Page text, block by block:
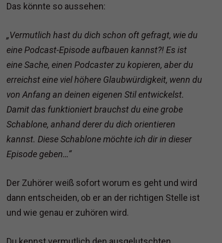
Das könnte so aussehen:
„Vermutlich hast du dich schon oft gefragt, wie du
eine Podcast-Episode aufbauen kannst?! Es ist
eine Sache, einen Podcaster zu kopieren, aber du
erreichst eine viel höhere Glaubwürdigkeit, wenn du
von Anfang an deinen eigenen Stil entwickelst.
Damit das funktioniert brauchst du eine grobe
Schablone, anhand derer du dich orientieren
kannst. Diese Schablone möchte ich dir in dieser
Episode geben…“
Der Zuhörer weiß sofort worum es geht und wird
dann entscheiden, ob er an der richtigen Stelle ist
und wie genau er zuhören wird.